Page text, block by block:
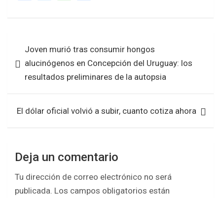
ce
o
o
tt at
A
p
ar
entradas
Joven murió tras consumir hongos
alucinógenos en Concepción del Uruguay: los
resultados preliminares de la autopsia
El dólar oficial volvió a subir, cuanto cotiza ahora
Deja un comentario
Tu dirección de correo electrónico no será
publicada. Los campos obligatorios están